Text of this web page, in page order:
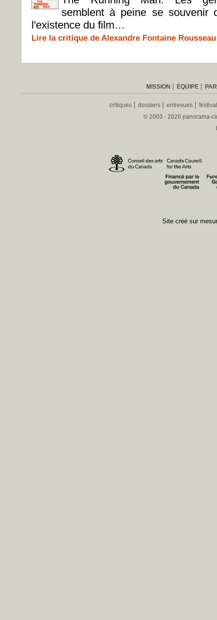
semblent à peine se souvenir
l'existence du film…
Lire la critique de Alexandre Fontaine Rousseau
MISSION ÉQUIPE
critiques dossiers entrevues
© 2003 - 2026 panorama-
Site créé sur